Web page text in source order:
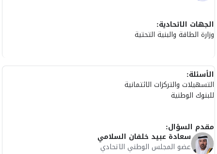
الجهات الاتحادية:
وزارة الطاقة والبنية التحتية
الأسئلة:
التسهيلات والتركزات الائتمانية
للبنوك الوطنية
مقدم السؤال:
سعادة عبيد خلفان السلامي
عضو المجلس الوطني الاتحادي